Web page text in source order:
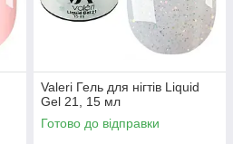
Valeri Гель для нігтів Liquid
Gel 21, 15 мл
Готово до відправки